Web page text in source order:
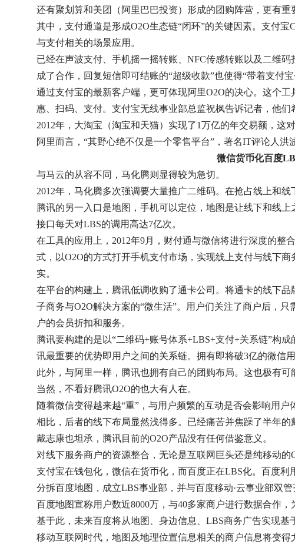
还有聚划算和美团（阿里巴巴投资）形成的团购阵营，更有重
其中，支付通道是形成O2O生态链“闭环”的关键因素。支付
与支付相关的场景应用。
已经在声波支付、手机摇一摇转账、NFC传感转账以及二维
成了合作，回复短信即可结账的“超级收款”也使得“带着支付宝
通过支付宝的最新客户端，更可体现阿里O2O的决心。这个
惠、扫码、支付。支付宝无线事业部总监祝枫告诉记者，他
2012年，大淘宝（淘宝和天猫）实现了1万亿的年交易额，
阿里而言，“其野心绝不仅是一个零售平台”，著名IT评论人洪
微信货币化百度
与马云的从容不同，马化腾则显得较为急切。
2012年，马化腾多次强调要大量推广二维码。在抢占线上和
腾讯的另一入口是地图，手机可以定位，地图是让线下和线
接口每天对LBS的调用高达7亿次。
在工具的应用上，2012年9月，财付通与微信将进行深度的
式，以O2O的方式打开手机支付市场，实现线上支付与线下
实。
在平台的构建上，腾讯低调收购了通卡公司。将通卡的线下
子商务与O2O解决方案的“微生活”。用户们关注了商户后，
户的会员折扣和服务。
腾讯要构建的是以“二维码+账号体系+LBS+支付+关系链”构
讯最重要的优势即用户之间的关系链。拥有即将破3亿的微信
此外，与阿里一样，腾讯也拥有自己的团购布局。这也极有可
当然，不看好腾讯O2O的也大有人在。
随着微信变得越来越“重”，与用户频繁的互动是否会影响用
相比，后者的线下布局显然浅得多。已经痛苦并焦躁了半年
戴志康也坦承，腾讯目前的O2O产品没有任何借鉴意义。
对线下服务商户的资源整合，无论是互联网巨头还是纯移动的
支付宝在钱包化，微信在货币化，而百度正在LBS化。百度
分拆百度地图，成立LBS事业部，并与百度移动·云事业部双管
百度地图宣称用户数近8000万，与40多家商户进行数据合作，
基于此，未来百度将从地图、身边信息、LBS商务广告实现基
移动互联网时代，地图及地理位置信息相关的商户信息将变